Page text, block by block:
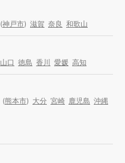
(神戸市) 滋賀 奈良 和歌山
山口 徳島 香川 愛媛 高知
(熊本市) 大分 宮崎 鹿児島 沖縄